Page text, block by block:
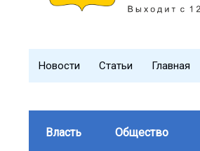
Новости Статьи Главная
Власть Общество